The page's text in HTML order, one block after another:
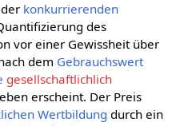
konkurrierenden
des
vor einer Gewissheit über
dem Gebrauchswert
gesellschaftlichlich
erscheint. Der Preis
Wertbildung durch ein